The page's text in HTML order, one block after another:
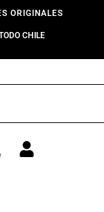
ORIGINALES
CHILE